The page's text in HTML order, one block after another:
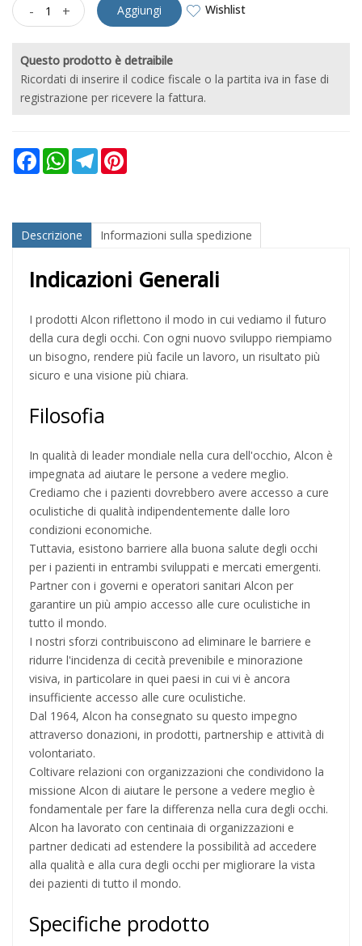
- + Aggiungi Wishlist
Questo prodotto è detraibile
Ricordati di inserire il codice fiscale o la partita iva in fase di
registrazione per ricevere la fattura.
FacebookWhatsAppTelegram
Descrizione Informazioni sulla spedizione
Indicazioni Generali
I prodotti Alcon riflettono il modo in cui vediamo il futuro
della cura degli occhi. Con ogni nuovo sviluppo riempiamo
un bisogno, rendere più facile un lavoro, un risultato più
sicuro e una visione più chiara.
Filosofia
In qualità di leader mondiale nella cura dell'occhio, Alcon è
impegnata ad aiutare le persone a vedere meglio.
Crediamo che i pazienti dovrebbero avere accesso a cure
oculistiche di qualità indipendentemente dalle loro
condizioni economiche.
Tuttavia, esistono barriere alla buona salute degli occhi
per i pazienti in entrambi sviluppati e mercati emergenti.
Partner con i governi e operatori sanitari Alcon per
garantire un più ampio accesso alle cure oculistiche in
tutto il mondo.
I nostri sforzi contribuiscono ad eliminare le barriere e
ridurre l'incidenza di cecità prevenibile e minorazione
visiva, in particolare in quei paesi in cui vi è ancora
insufficiente accesso alle cure oculistiche.
Dal 1964, Alcon ha consegnato su questo impegno
attraverso donazioni, in prodotti, partnership e attività di
volontariato.
Coltivare relazioni con organizzazioni che condividono la
missione Alcon di aiutare le persone a vedere meglio è
fondamentale per fare la differenza nella cura degli occhi.
Alcon ha lavorato con centinaia di organizzazioni e
partner dedicati ad estendere la possibilità ad accedere
alla qualità e alla cura degli occhi per migliorare la vista
dei pazienti di tutto il mondo.
Specifiche prodotto